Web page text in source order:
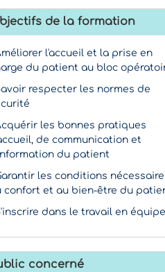
de la formation
l'accueil et la prise en
du patient au bloc
respecter les normes de
les bonnes pratiques
de communication et
du patient
les conditions
confort et au bien-être du
dans le travail en
concerné